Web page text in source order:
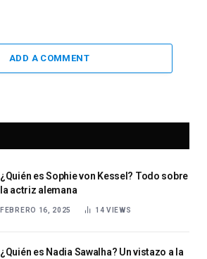
ADD A COMMENT
¿Quién es Sophie von Kessel? Todo sobre
la actriz alemana
FEBRERO 16, 2025 14VIEWS
¿Quién es Nadia Sawalha? Un vistazo a la